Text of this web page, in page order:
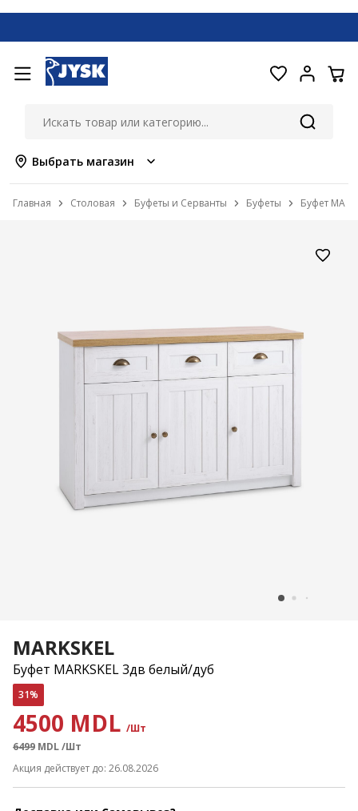
Выбрать магазин
Главная Столовая Буфеты и Серванты Буфеты Буфет
MARKSKEL
Буфет MARKSKEL 3дв белый/дуб
31%
4500 MDL /Шт
6499 MDL/Шт
Акция действует до: 26.08.2026